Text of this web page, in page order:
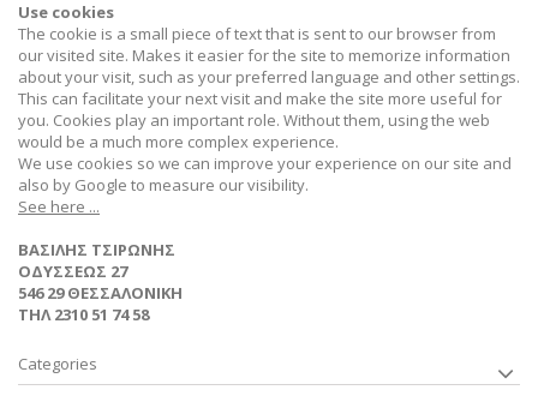
Use cookies
The cookie is a small piece of text that is sent to our browser from
our visited site. Makes it easier for the site to memorize information
about your visit, such as your preferred language and other settings.
This can facilitate your next visit and make the site more useful for
you. Cookies play an important role. Without them, using the web
would be a much more complex experience.
We use cookies so we can improve your experience on our site and
also by Google to measure our visibility.
See here ...
ΒΑΣΙΛΗΣ ΤΣΙΡΩΝΗΣ
ΟΔΥΣΣΕΩΣ 27
546 29 ΘΕΣΣΑΛΟΝΙΚΗ
ΤΗΛ 2310 51 74 58
Categories